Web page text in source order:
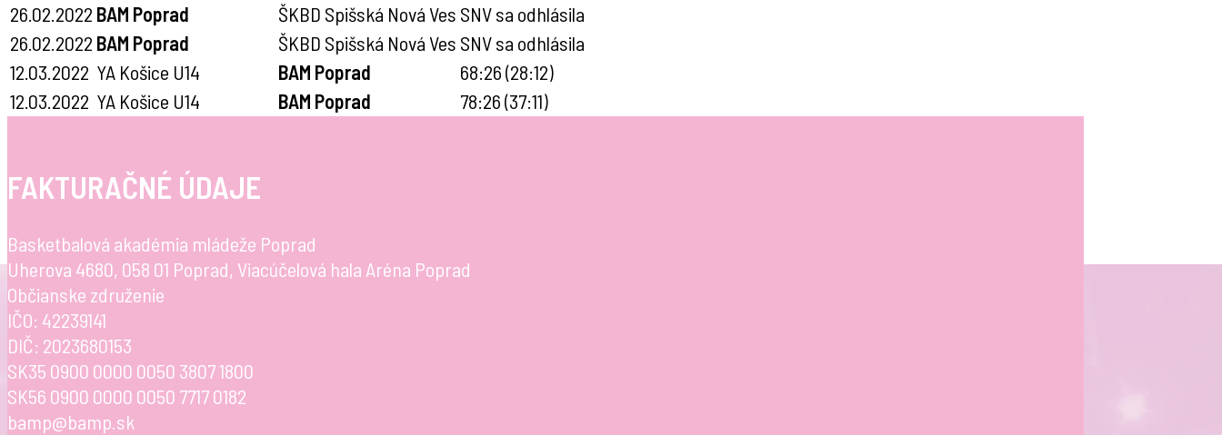
26.02.2022 BAM Poprad ŠKBD Spišská Nová Ves SNV sa odhlásila
26.02.2022 BAM Poprad ŠKBD Spišská Nová Ves SNV sa odhlásila
12.03.2022 YA Košice U14 BAM Poprad
68:26 (28:12)
12.03.2022 YA Košice U14 BAM Poprad 78:26 (37:11)
FAKTURAČNÉ ÚDAJE
Basketbalová akadémia mládeže Poprad
Uherova 4680, 058 01 Poprad, Viacúčelová hala Aréna Poprad
Občianske združenie
IČO: 42239141
DIČ: 2023680153
SK35 0900 0000 0050 3807 1800
SK56 0900 0000 0050 7717 0182
bamp@bamp.sk